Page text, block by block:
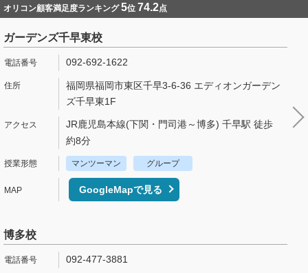
オリコン顧客満足度ランキング5位 74.2点
ガーデンズ千早東校
092-692-1622
福岡県福岡市東区千早3-6-36 エディオンガーデン
ズ千早東1F
JR鹿児島本線(下関・門司港～博多) 千早駅 徒歩
約8分
マンツーマン グループ
GoogleMapで見る
博多校
092-477-3881